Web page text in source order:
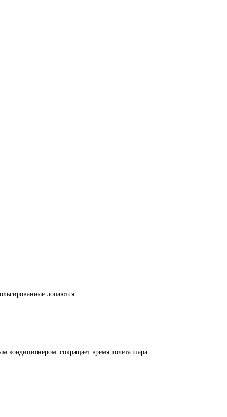
лопаются.
сокращает время полета шара.